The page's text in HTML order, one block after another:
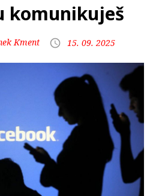
komunikuješ
Kment 15. 09. 2025